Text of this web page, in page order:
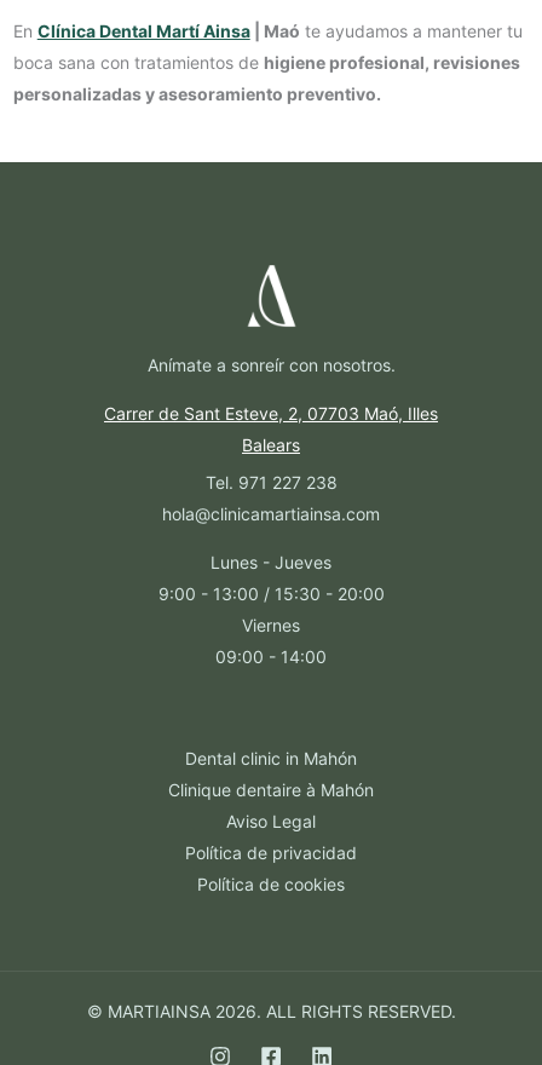
En Clínica Dental Martí Ainsa| Maó te ayudamos a mantener tu
boca sana con tratamientos de higiene profesional, revisiones
personalizadas y asesoramiento preventivo.
Anímate a sonreír con nosotros.
Carrer de Sant Esteve, 2, 07703 Maó, Illes
Balears
Tel. 971 227 238
hola@clinicamartiainsa.com
Lunes - Jueves
9:00 - 13:00 / 15:30 - 20:00
Viernes
09:00 - 14:00
Dental clinic in Mahón
Clinique dentaire à Mahón
Aviso Legal
Política de privacidad
Política de cookies
© MARTIAINSA 2026. ALL RIGHTS RESERVED.